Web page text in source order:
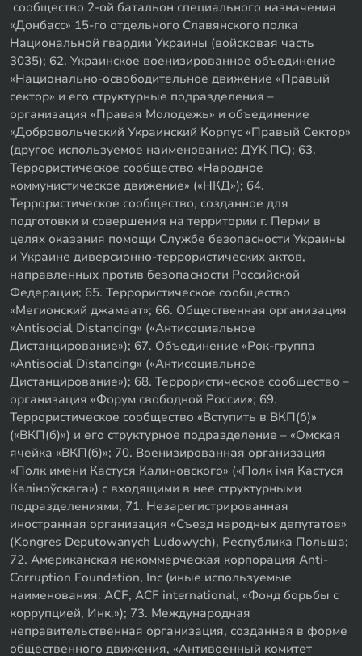
сообщество 2-ой батальон специального назначения
«Донбасс» 15-го отдельного Славянского полка
Национальной гвардии Украины (войсковая часть
3035); 62. Украинское военизированное объединение
«Национально-освободительное движение «Правый
сектор» и его структурные подразделения –
организация «Правая Молодежь» и объединение
«Добровольческий Украинский Корпус «Правый Сектор»
(другое используемое наименование: ДУК ПС); 63.
Террористическое сообщество «Народное
коммунистическое движение» («НКД»); 64.
Террористическое сообщество, созданное для
подготовки и совершения на территории г. Перми в
целях оказания помощи Службе безопасности Украины
и Украине диверсионно-террористических актов,
направленных против безопасности Российской
Федерации; 65. Террористическое сообщество
«Мегионский джамаат»; 66. Общественная организация
«Antisocial Distancing» («Антисоциальное
Дистанцирование»); 67. Объединение «Рок-группа
«Antisocial Distancing» («Антисоциальное
Дистанцирование»); 68. Террористическое сообщество –
организация «Форум свободной России»; 69.
Террористическое сообщество «Вступить в ВКП(б)»
(«ВКП(б)») и его структурное подразделение – «Омская
ячейка «ВКП(б)»; 70. Военизированная организация
«Полк имени Кастуся Калиновского» («Полк iмя Кастуся
Калiноўскага») с входящими в нее структурными
подразделениями; 71. Незарегистрированная
иностранная организация «Съезд народных депутатов»
(Kongres Deputowanych Ludowych), Республика Польша;
72. Американская некоммерческая корпорация Anti-
Corruption Foundation, Inc (иные используемые
наименования: ACF, ACF international, «Фонд борьбы с
коррупцией, Инк.»); 73. Международная
неправительственная организация, созданная в форме
общественного движения, «Антивоенный комитет